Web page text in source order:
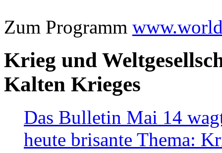
Zum Programm
Krieg und
Kalten Krieges
Das Bulletin Mai 14
heute brisante Thema: